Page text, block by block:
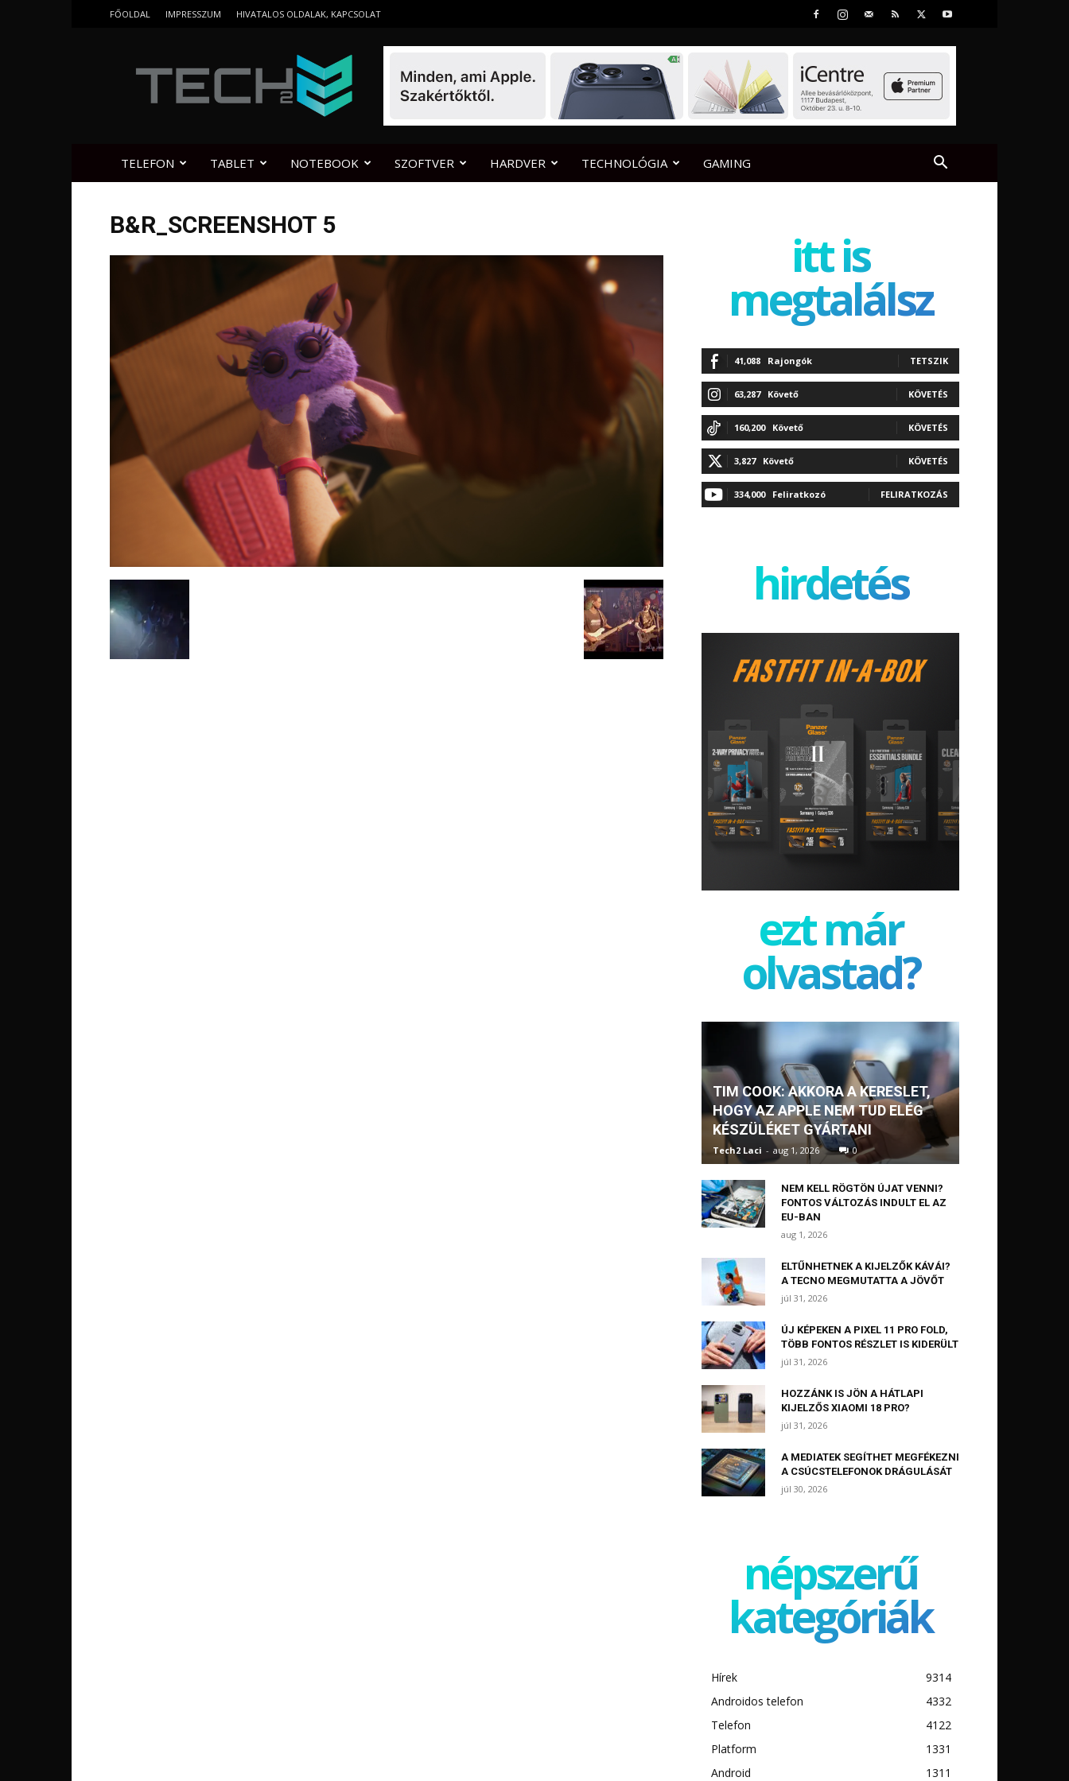
FŐOLDAL IMPRESSZUM HIVATALOS OLDALAK, KAPCSOLAT
TELEFON TABLET NOTEBOOK SZOFTVER HARDVER TECHNOLÓGIA GAMING
B&R_SCREENSHOT 5
itt is
megtalálsz
41,088 Rajongók TETSZIK
63,287 Követő KÖVETÉS
160,200 Követő KÖVETÉS
3,827 Követő KÖVETÉS
334,000 Feliratkozó FELIRATKOZÁS
hirdetés
ezt már
olvastad?
TIM COOK: AKKORA A KERESLET,
HOGY AZ APPLE NEM TUD ELÉG
KÉSZÜLÉKET GYÁRTANI
Tech2 Laci - aug 1, 2026 0
NEM KELL RÖGTÖN ÚJAT VENNI?
FONTOS VÁLTOZÁS INDULT EL AZ
EU-BAN
aug 1, 2026
ELTŰNHETNEK A KIJELZŐK KÁVÁI?
A TECNO MEGMUTATTA A JÖVŐT
júl 31, 2026
ÚJ KÉPEKEN A PIXEL 11 PRO FOLD,
TÖBB FONTOS RÉSZLET IS KIDERÜLT
júl 31, 2026
HOZZÁNK IS JÖN A HÁTLAPI
KIJELZŐS XIAOMI 18 PRO?
júl 31, 2026
A MEDIATEK SEGÍTHET MEGFÉKEZNI
A CSÚCSTELEFONOK DRÁGULÁSÁT
júl 30, 2026
népszerű
kategóriák
Hírek
9314
Androidos telefon
4332
Telefon
4122
Platform
1331
Android
1311